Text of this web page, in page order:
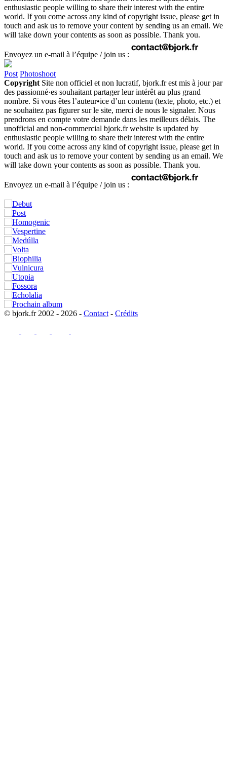
enthusiastic people willing to share their interest with the entire
world. If you come across any kind of copyright issue, please get in
touch and ask us to remove your content by sending us an email. We
will take down your contents as soon as possible. Thank you.
Envoyez un e-mail à l’équipe / join us :
Post Photoshoot
Copyright Site non officiel et non lucratif, bjork.fr est mis à jour par
des passionné·es souhaitant partager leur intérêt au plus grand
nombre. Si vous êtes l’auteur•ice d’un contenu (texte, photo, etc.) et
ne souhaitez pas figurer sur le site, merci de nous le signaler. Nous
prendrons en compte votre demande dans les meilleurs délais. The
unofficial and non-commercial bjork.fr website is updated by
enthusiastic people willing to share their interest with the entire
world. If you come across any kind of copyright issue, please get in
touch and ask us to remove your content by sending us an email. We
will take down your contents as soon as possible. Thank you.
Envoyez un e-mail à l’équipe / join us :
© bjork.fr 2002 - 2026 - Contact - Crédits